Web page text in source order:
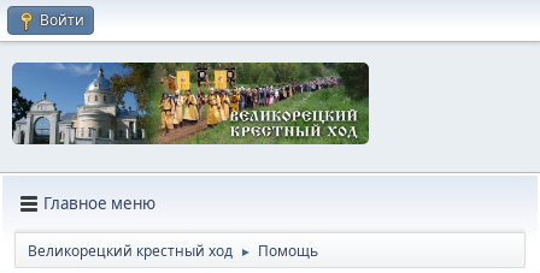
Войти
Главное меню
Великорецкий крестный ход ► Помощь